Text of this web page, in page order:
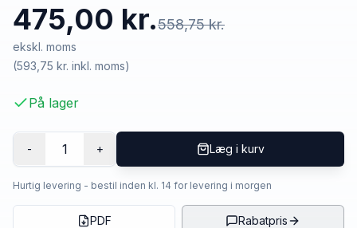
475,00 kr.558,75 kr.
ekskl. moms
(593,75 kr. inkl. moms)
På lager
- 1 + Læg i kurv
Hurtig levering - bestil inden kl. 14 for levering i morgen
PDF Rabatpris